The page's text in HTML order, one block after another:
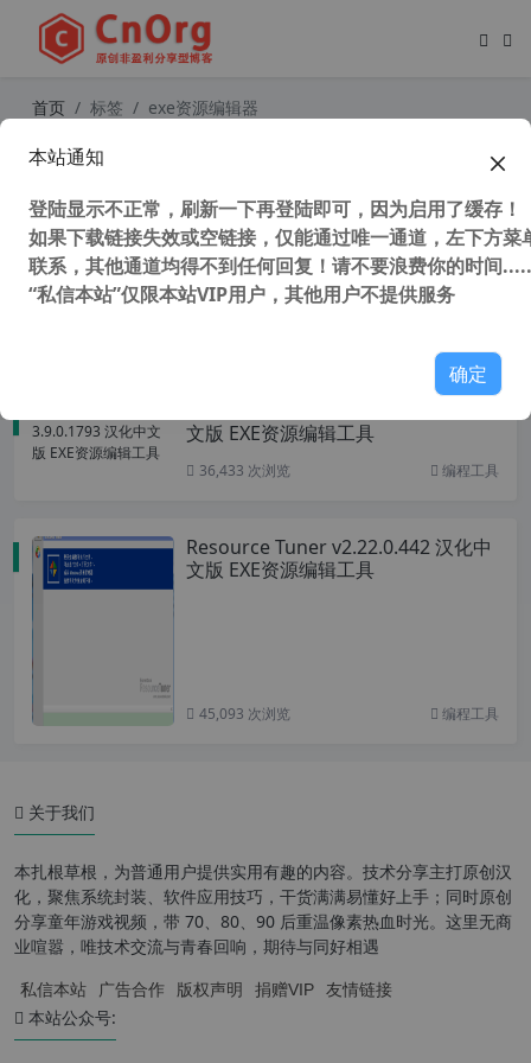
首页 标签 exe资源编辑器
文版 EXE资源编辑工具
36,433 次浏览 编程工具
Resource Tuner v2.22.0.442 汉化中
文版 EXE资源编辑工具
45,093 次浏览 编程工具
关于我们
本扎根草根，为普通用户提供实用有趣的内容。技术分享主打原创汉
化，聚焦系统封装、软件应用技巧，干货满满易懂好上手；同时原创
分享童年游戏视频，带 70、80、90 后重温像素热血时光。这里无商
业喧嚣，唯技术交流与青春回响，期待与同好相遇
私信本站 广告合作 版权声明 捐赠VIP 友情链接
本站公众号:
本站通知
登陆显示不正常，刷新一下再登陆即可，因为启用了缓存！
如果下载链接失效或空链接，仅能通过唯一通道，左下方菜
联系，其他通道均得不到任何回复！请不要浪费你的时间
“私信本站”仅限本站VIP用户，其他用户不提供服务
确定